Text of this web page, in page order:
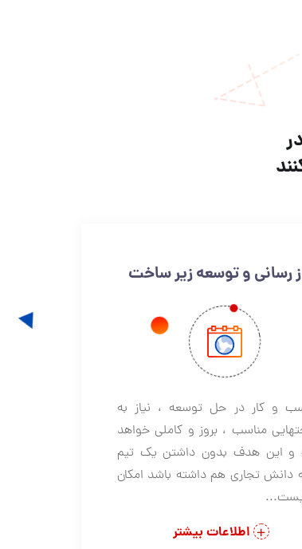
رسانی و توسعه زیر ساخت
و کار در حل توسعه ، نیاز به
مناسب ، بروز و کاملی خواهد
این هدف بدون داشتن یک تیم
دانش تجاری هم داشته باشد امکان
اطلاعات بیشتر